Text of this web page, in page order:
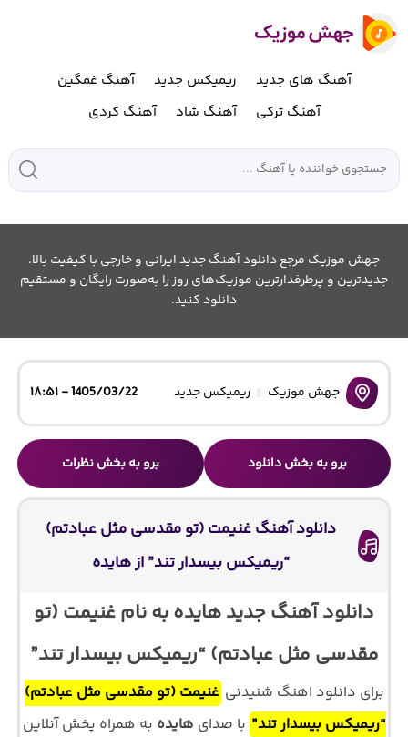
آهنگ های جدید ریمیکس جدید
آهنگ غمگین
آهنگ ترکی
آهنگ شاد آهنگ کردی
جهش موزیک مرجع دانلود آهنگ جدید ایرانی و خارجی با کیفیت بالا.
جدیدترین و پرطرفدارترین موزیک‌های روز را به‌صورت رایگان و مستقیم
دانلود کنید.
جهش موزیک ریمیکس جدید 1405/03/22 - ۱۸:۵۱
برو به بخش دانلود برو به بخش نظرات
دانلود آهنگ غنیمت (تو مقدسی مثل عبادتم)
“ریمیکس بیسدار تند” از هایده
دانلود آهنگ جدید هایده به نام غنیمت (تو
مقدسی مثل عبادتم) “ریمیکس بیسدار تند”
برای دانلود اهنگ شنیدنی غنیمت (تو مقدسی مثل عبادتم)
“ریمیکس بیسدار تند” با صدای هایده به همراه پخش آنلاین